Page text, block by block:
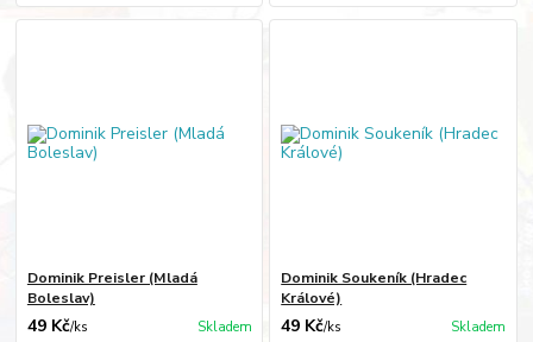
Dominik Preisler (Mladá
Boleslav)
49 Kč/ks Skladem
Dominik Soukeník (Hradec
Králové)
49 Kč/ks Skladem